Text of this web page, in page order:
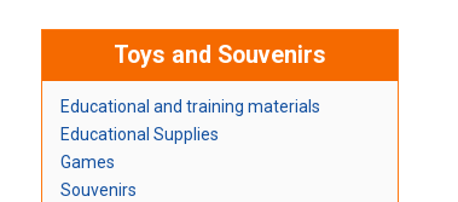
Toys and Souvenirs
Educational and training materials
Educational Supplies
Games
Souvenirs